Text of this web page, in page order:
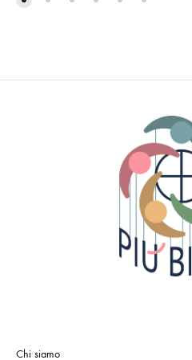
Chi siamo